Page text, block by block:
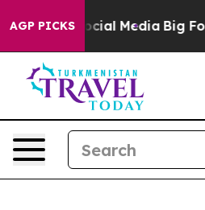
AGP PICKS
on Social Media Big Food